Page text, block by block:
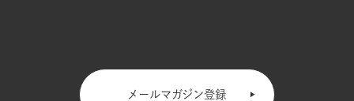
メールマガジン登録